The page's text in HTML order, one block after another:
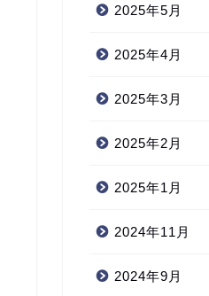
2025年5月
2025年4月
2025年3月
2025年2月
2025年1月
2024年11月
2024年9月